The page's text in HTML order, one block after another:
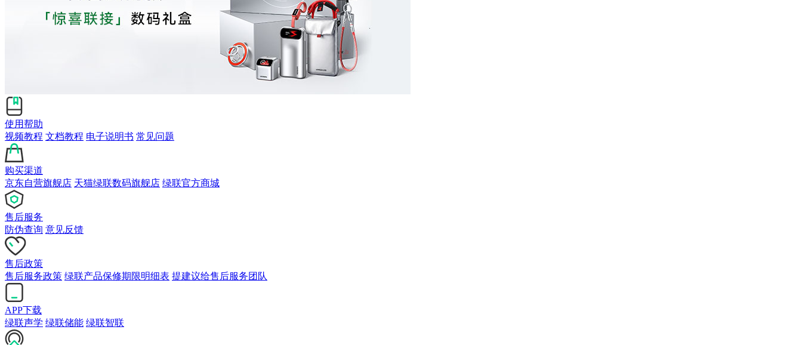
使用帮助
视频教程 文档教程 电子说明书 常见问题
购买渠道
京东自营旗舰店 天猫绿联数码旗舰店 绿联官方商城
售后服务
防伪查询 意见反馈
售后政策
售后服务政策 绿联产品保修期限明细表 提建议给售后服务团队
APP下载
绿联声学 绿联储能 绿联智联